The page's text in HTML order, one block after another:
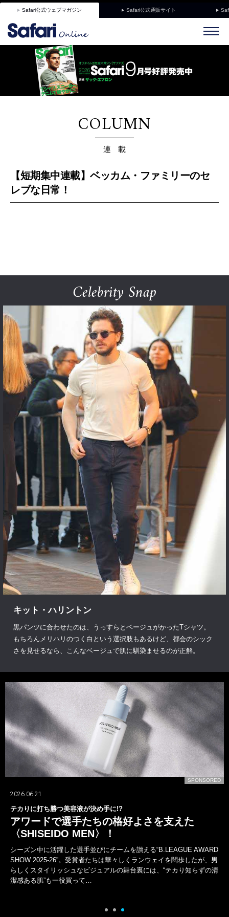
Safari公式ウェブマガジン Safari公式通販サイト
COLUMN
連 載
【短期集中連載】ベッカム・ファミリーのセ
レブな日常！
Celebrity Snap
キット・ハリントン
黒パンツに合わせたのは、うっすらとベージュがかったTシャツ。
もちろんメリハリのつく白という選択肢もあるけど、都会のシック
さを見せるなら、こんなベージュで肌に馴染ませるのが正解。
SPONSORED
2026.06.21
テカりに打ち勝つ美容液が決め手に!?
アワードで選手たちの格好よさを支えた
〈SHISEIDO MEN〉！
シーズン中に活躍した選手並びにチームを讃える“B.LEAGUE AWARD
SHOW 2025-26”。受賞者たちは華々しくランウェイを闊歩したが、男
らしくスタイリッシュなビジュアルの舞台裏には、“テカり知らずの清
潔感ある肌”も一役買って…